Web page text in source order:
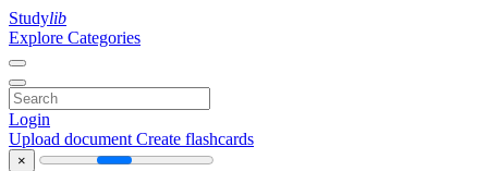
Studylib
Explore Categories
Login
Upload document Create flashcards
×